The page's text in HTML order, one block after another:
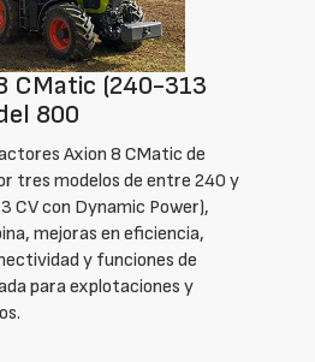
CMatic (240-313
800
Axion 8 CMatic de
tres modelos de entre 240 y
CV con Dynamic Power),
mejoras en eficiencia,
y funciones de
para explotaciones y